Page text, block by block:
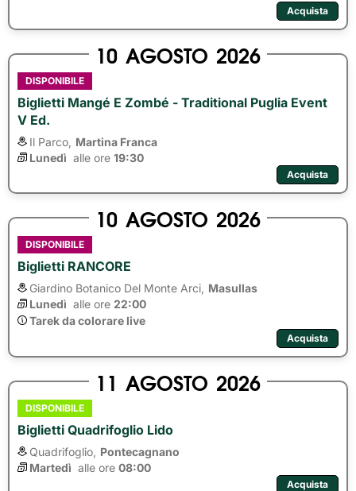
Acquista
10 AGOSTO 2026
DISPONIBILE
Biglietti Mangé E Zombé - Traditional Puglia Event
V Ed.
Il Parco, Martina Franca
Lunedì alle ore 19:30
Acquista
10 AGOSTO 2026
DISPONIBILE
Biglietti RANCORE
Giardino Botanico Del Monte Arci, Masullas
Lunedì alle ore 22:00
Tarek da colorare live
Acquista
11 AGOSTO 2026
DISPONIBILE
Biglietti Quadrifoglio Lido
Quadrifoglio, Pontecagnano
Martedì alle ore 08:00
Acquista